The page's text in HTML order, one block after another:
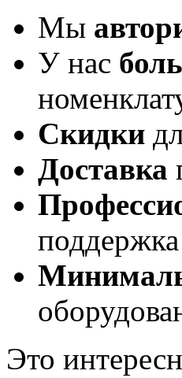
Мы
У нас
Скидки
Доставка
поддержка
Это